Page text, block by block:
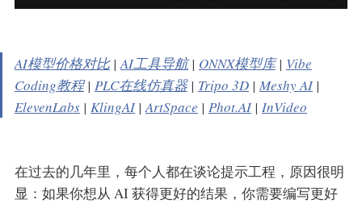
AI模型价格对比|AI工具导航| ONNX模型库| Vibe
Coding教程| PLC在线仿真器| Tripo 3D| Meshy AI|
ElevenLabs| KlingAI|ArtSpace | Phot.AI| InVideo
在过去的几年里，每个人都在谈论提示工程，原因很明
显：如果你想从 AI 获得更好的结果，你需要编写更好